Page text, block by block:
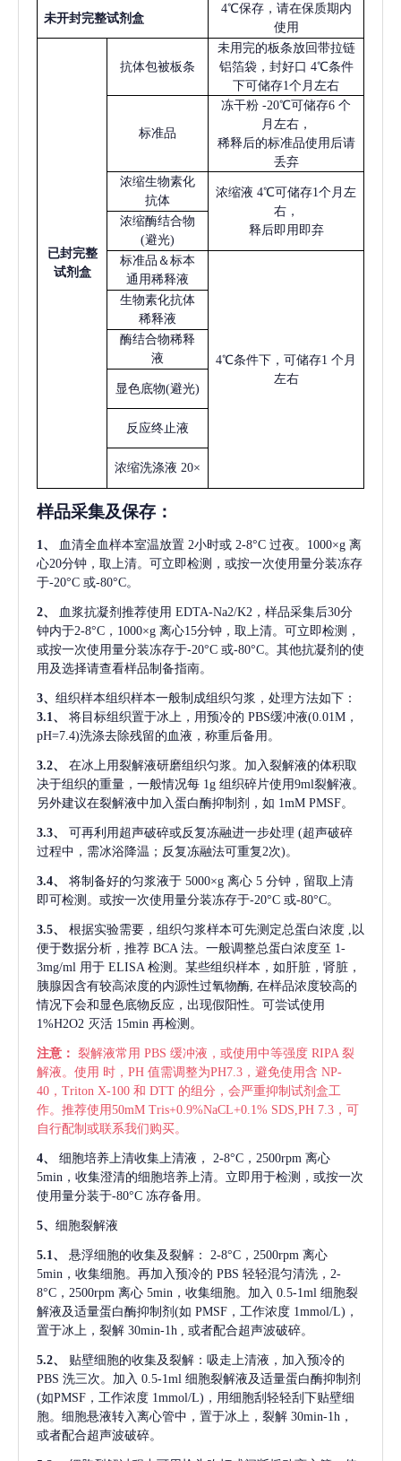
未开封完整试剂盒
4℃保存，请在保质期内
使用
已封完整
试剂盒
抗体包被板条
未用完的板条放回带拉链
铝箔袋，封好口 4℃条件
下可储存1个月左右
标准品
冻干粉 -20℃可储存6 个
月左右，
稀释后的标准品使用后请
丢弃
浓缩生物素化
抗体
浓缩液 4℃可储存1个月左
右，
释后即用即弃
浓缩酶结合物
(避光)
标准品＆标本
通用稀释液
4℃条件下，可储存1 个月
左右
生物素化抗体
稀释液
酶结合物稀释
液
显色底物(避光)
反应终止液
浓缩洗涤液 20×
样品采集及保存 ：
1、 血清全血样本室温放置 2小时或 2-8°C 过夜。1000×g 离
心20分钟，取上清。可立即检测，或按一次使用量分装冻存
于-20°C 或-80°C。
2、 血浆抗凝剂推荐使用 EDTA-Na2/K2，样品采集后30分
钟内于2-8°C，1000×g 离心15分钟，取上清。可立即检测，
或按一次使用量分装冻存于-20°C 或-80°C。其他抗凝剂的使
用及选择请查看样品制备指南。
3、 组织样本组织样本一般制成组织匀浆，处理方法如下：
3.1、
将目标组织置于冰上，用预冷的 PBS缓冲液(0.01M，
pH=7.4)洗涤去除残留的血液，称重后备用。
3.2、
在冰上用裂解液研磨组织匀浆。加入裂解液的体积取
决于组织的重量，一般情况每 1g 组织碎片使用9ml裂解液。
另外建议在裂解液中加入蛋白酶抑制剂，如 1mM PMSF。
3.3、 可再利用超声破碎或反复冻融进一步处理 (超声破碎
过程中，需冰浴降温；反复冻融法可重复2次)。
3.4、 将制备好的匀浆液于 5000×g 离心 5 分钟，留取上清
即可检测。或按一次使用量分装冻存于-20°C 或-80°C。
3.5、 根据实验需要，组织匀浆样本可先测定总蛋白浓度 ,以
便于数据分析，推荐 BCA 法。一般调整总蛋白浓度至 1-
3mg/ml 用于 ELISA 检测。某些组织样本，如肝脏，肾脏，
胰腺因含有较高浓度的内源性过氧物酶, 在样品浓度较高的
情况下会和显色底物反应，出现假阳性。可尝试使用
1%H2O2 灭活 15min 再检测。
注意： 裂解液常用 PBS 缓冲液，或使用中等强度 RIPA 裂
解液。使用 时，PH 值需调整为PH7.3，避免使用含 NP-
40，Triton X-100 和 DTT 的组分，会严重抑制试剂盒工
作。推荐使用50mM Tris+0.9%NaCL+0.1% SDS,PH 7.3，可
自行配制或联系我们购买。
4、 细胞培养上清收集上清液，
2-8°C，2500rpm 离心
5min，收集澄清的细胞培养上清。立即用于检测，或按一次
使用量分装于-80°C 冻存备用。
5、 细胞裂解液
5.1、 悬浮细胞的收集及裂解：
2-8°C，2500rpm 离心
5min，收集细胞。再加入预冷的 PBS 轻轻混匀清洗，2-
8°C，2500rpm 离心 5min，收集细胞。加入 0.5-1ml 细胞裂
解液及适量蛋白酶抑制剂(如 PMSF，工作浓度 1mmol/L)，
置于冰上，裂解 30min-1h , 或者配合超声波破碎。
5.2、
贴壁细胞的收集及裂解：吸走上清液，加入预冷的
PBS 洗三次。加入 0.5-1ml 细胞裂解液及适量蛋白酶抑制剂
(如PMSF，工作浓度 1mmol/L)，用细胞刮轻轻刮下贴壁细
胞。细胞悬液转入离心管中，置于冰上，裂解 30min-1h，
或者配合超声波破碎。